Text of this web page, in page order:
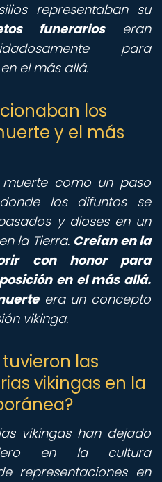
representaban su
funerarioseran
para
el más allá.
los
y el más
como un paso
los difuntos se
y dioses en un
la Tierra. Creían en la
con honor para
en el más allá.
era un concepto
vikinga.
las
vikingas en la
vikingas han dejado
en la cultura
representaciones en